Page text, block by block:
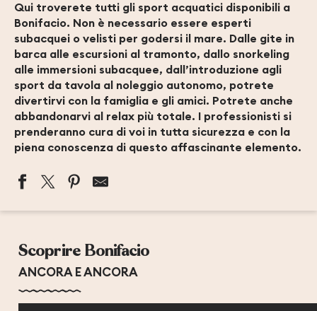
Qui troverete tutti gli sport acquatici disponibili a
Bonifacio. Non è necessario essere esperti
subacquei o velisti per godersi il mare. Dalle gite in
barca alle escursioni al tramonto, dallo snorkeling
alle immersioni subacquee, dall’introduzione agli
sport da tavola al noleggio autonomo, potrete
divertirvi con la famiglia e gli amici. Potrete anche
abbandonarvi al relax più totale. I professionisti si
prenderanno cura di voi in tutta sicurezza e con la
piena conoscenza di questo affascinante elemento.
NAUTIC AVENTURES MAORA BEACH
COOL'O WATER SPORT
BRISEIS CROISIÈRES
BONIFACIO EXCURSIONS
Scoprire Bonifacio
ANCORA E ANCORA